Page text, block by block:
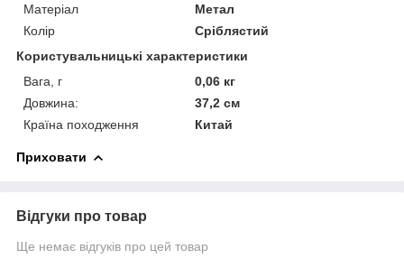
Матеріал
Метал
Колір
Сріблястий
Користувальницькі характеристики
Вага, г
0,06 кг
Довжина:
37,2 см
Країна походження
Китай
Приховати
Відгуки про товар
Ще немає відгуків про цей товар